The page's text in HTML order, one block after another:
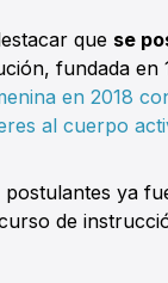
que se
fundada en
en 2018
al cuerpo
ya
de